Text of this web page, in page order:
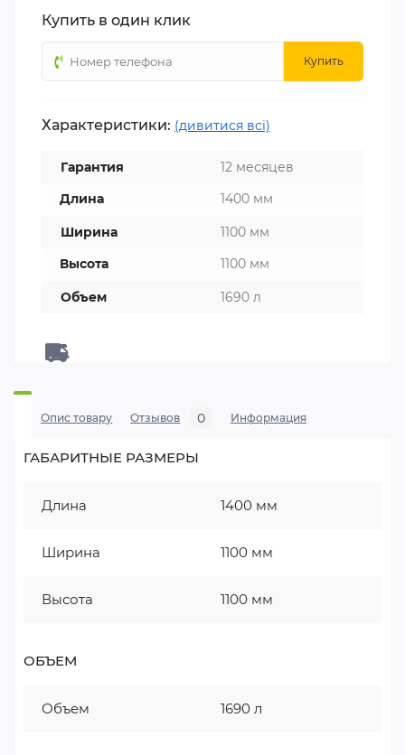
Купить в один клик
Купить
Характеристики: (дивитися всі)
Гарантия
12 месяцев
Длина
1400 мм
Ширина
1100 мм
Высота
1100 мм
Объем 1690 л
Опис товару Отзывов 0 Информация
ГАБАРИТНЫЕ РАЗМЕРЫ
Длина 1400 мм
Ширина 1100 мм
Высота 1100 мм
ОБЪЕМ
Объем 1690 л